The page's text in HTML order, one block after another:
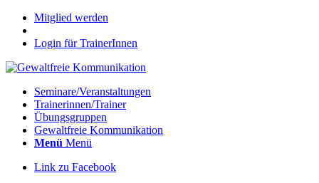
Mitglied werden
Login für TrainerInnen
Seminare/Veranstaltungen
Trainerinnen/Trainer
Übungsgruppen
Gewaltfreie Kommunikation
Menü Menü
Link zu Facebook